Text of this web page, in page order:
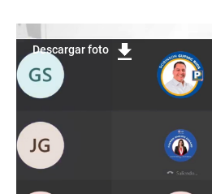
Descargar foto